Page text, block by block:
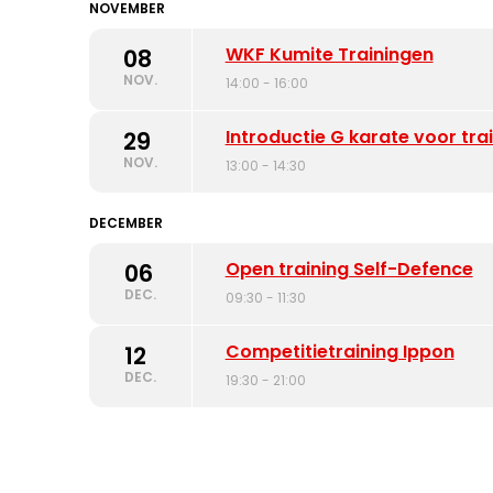
NOVEMBER
08
NOV.
WKF Kumite Trainingen
14:00 - 16:00
29
NOV.
Introductie G karate voor
13:00 - 14:30
DECEMBER
06
DEC.
Open training Self-Defence
09:30 - 11:30
12
DEC.
Competitietraining Ippon
19:30 - 21:00